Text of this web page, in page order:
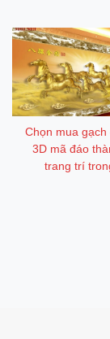
Chọn mua
3D mã đáo
trang trí